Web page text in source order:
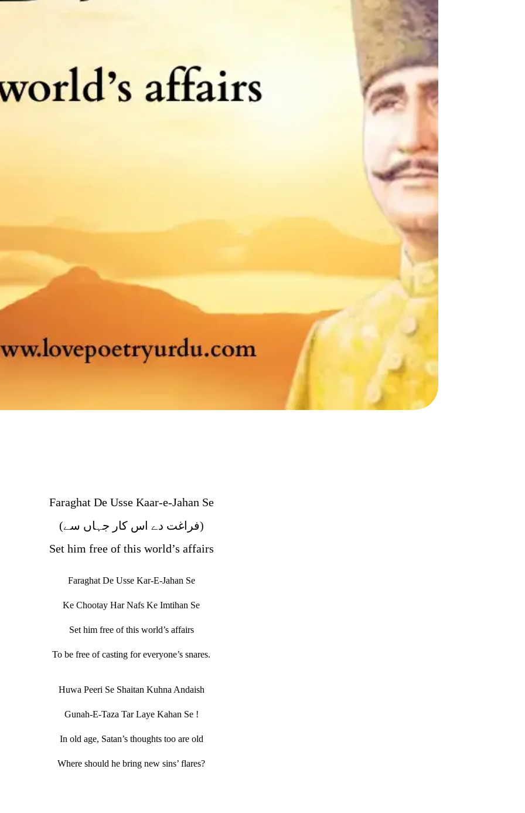
Faraghat De Usse Kaar-e-Jahan Se
(فراغت دے اس کار جہاں سے)
Set him free of this world’s affairs
Faraghat De Usse Kar-E-Jahan Se
Ke Chootay Har Nafs Ke Imtihan Se
Set him free of this world’s affairs
To be free of casting for everyone’s snares.
Huwa Peeri Se Shaitan Kuhna Andaish
Gunah-E-Taza Tar Laye Kahan Se !
In old age, Satan’s thoughts too are old
Where should he bring new sins’ flares?